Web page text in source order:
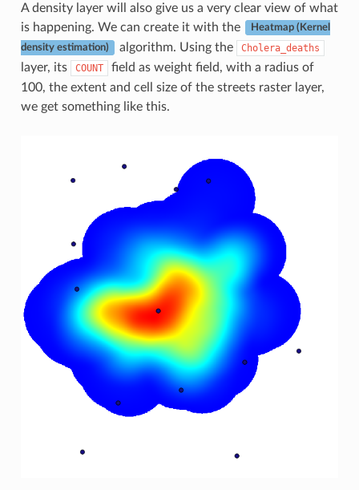
A density layer will also give us a very clear view of what
is happening. We can create it with the
Heatmap (Kernel
density estimation) algorithm. Using the Cholera_deaths
layer, its COUNT
field as weight field, with a radius of
100, the extent and cell size of the streets raster layer,
we get something like this.